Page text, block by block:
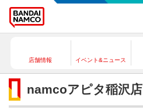
店舗情報 イベント&ニュース
namcoアピタ稲沢店